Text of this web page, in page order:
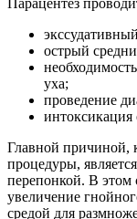
Парацентез
острый
уха;
проведение
интоксикация
Главной причиной,
процедуры,
перепонкой. В этом
увеличение
средой для